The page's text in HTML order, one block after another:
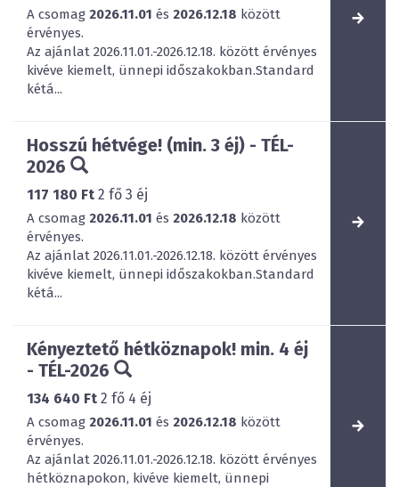
A csomag 2026.11.01 és 2026.12.18 között
érvényes.
Az ajánlat 2026.11.01.-2026.12.18. között érvényes
kivéve kiemelt, ünnepi időszakokban.Standard
kétá...
Hosszú hétvége! (min. 3 éj) - TÉL-
2026
117 180 Ft 2 fő 3 éj
A csomag 2026.11.01 és 2026.12.18 között
érvényes.
Az ajánlat 2026.11.01.-2026.12.18. között érvényes
kivéve kiemelt, ünnepi időszakokban.Standard
kétá...
Kényeztető hétköznapok! min. 4 éj
- TÉL-2026
134 640 Ft 2 fő 4 éj
A csomag 2026.11.01 és 2026.12.18 között
érvényes.
Az ajánlat 2026.11.01.-2026.12.18. között érvényes
hétköznapokon, kivéve kiemelt, ünnepi